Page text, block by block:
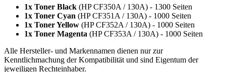
1x Toner Black (HP CF350A / 130A) - 1300 Seiten
1x Toner Cyan (HP CF351A / 130A) - 1000 Seiten
1x Toner Yellow (HP CF352A / 130A) - 1000 Seiten
1x Toner Magenta (HP CF353A / 130A) - 1000 Seiten
Alle Hersteller- und Markennamen dienen nur zur
Kenntlichmachung der Kompatibilität und sind Eigentum der
jeweiligen Rechteinhaber.